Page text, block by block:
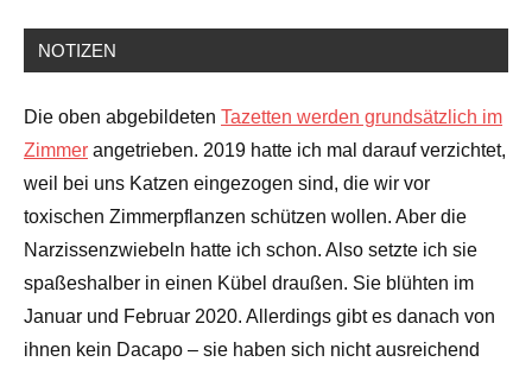
NOTIZEN
Die oben abgebildeten Tazetten werden grundsätzlich im
Zimmer angetrieben. 2019 hatte ich mal darauf verzichtet,
weil bei uns Katzen eingezogen sind, die wir vor
toxischen Zimmerpflanzen schützen wollen. Aber die
Narzissenzwiebeln hatte ich schon. Also setzte ich sie
spaßeshalber in einen Kübel draußen. Sie blühten im
Januar und Februar 2020. Allerdings gibt es danach von
ihnen kein Dacapo – sie haben sich nicht ausreichend